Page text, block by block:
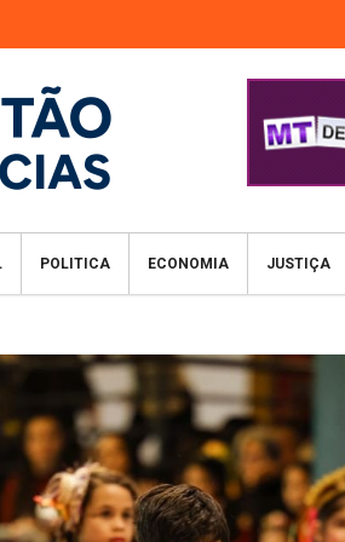
POLITICA ECONOMIA JUSTIÇA